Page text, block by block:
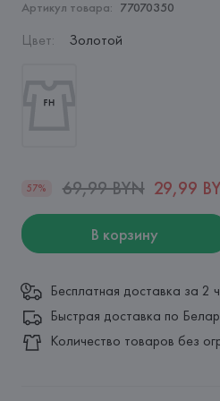
Артикул товара: 77070350
Цвет: Золотой
57% 69,99 BYN 29,99
В корзину
Бесплатная доставка за 2
Быстрая доставка по
Количество товаров без